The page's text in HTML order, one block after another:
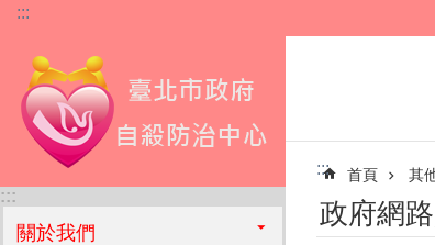
跳到主要內容區塊
:::
:::
關於我們
::: 首頁 其
政府網